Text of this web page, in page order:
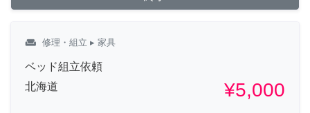
weekend 修理・組立 ▸ 家具
ベッド組立依頼
北海道
¥5,000